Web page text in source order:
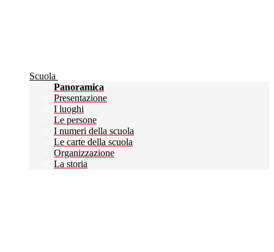
Scuola
Panoramica
Presentazione
I luoghi
Le persone
I numeri della scuola
Le carte della scuola
Organizzazione
La storia